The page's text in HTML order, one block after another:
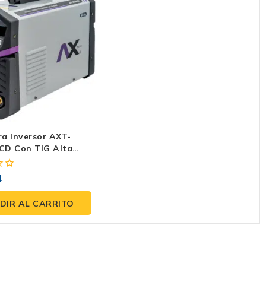
Inversor AXT-
Con TIG Alta
Ideal En
Profesional
Aluminio Y
AL CARRITO